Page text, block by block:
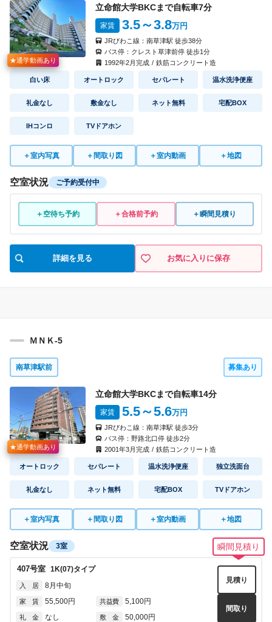
★通学動画あり
立命館大学BKCまで自転車7分
家賃 3.5～3.8万円
JRびわこ線： 南草津駅 徒歩38分
バス停： クレスト草津前停徒歩1分
1992年2月完成 / 鉄筋コンクリート造
白い床 オートロック セパレート 温水洗浄便座
礼金なし 敷金なし ネット無料 宅配BOX
IHコンロ TVドアホン
＋室内写真 ＋ 間取り図 ＋室内動画 ＋地図
空室状況 ご予約受付中
＋空待ち予約 ＋合格前予約 ＋瞬間見積り
詳細を見る お気に入りに保存
ＭＮＫ-5
南草津駅前 募集あり
★通学動画あり
立命館大学BKCまで自転車14分
家賃 5.5～5.6万円
JRびわこ線： 南草津駅 徒歩3分
バス停： 野路北口停徒歩2分
2001年3月完成 / 鉄筋コンクリート造
オートロック セパレート 温水洗浄便座 独立洗面台
礼金なし ネット無料 宅配BOX TVドアホン
＋室内写真 ＋ 間取り図 ＋室内動画 ＋地図
空室状況 3室 瞬間見積り
407号室 1K(07)タイプ
入 居 8月中旬
家 賃 55,500円 共益費 5,100円
礼 金 なし 敷 金 50,000円
見積り
間取り